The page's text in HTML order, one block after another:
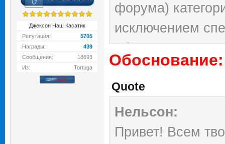
Джексон Наш Касатик
Репутация:
5705
Награды:
439
Сообщения:
18693
Из:
Tortuga
форума)
исключением
обсуждения
Обоснование:
Quote
Нельсон:
Привет! Всем